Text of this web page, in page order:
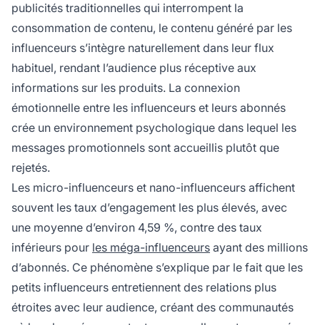
publicités traditionnelles qui interrompent la
consommation de contenu, le contenu généré par les
influenceurs s’intègre naturellement dans leur flux
habituel, rendant l’audience plus réceptive aux
informations sur les produits. La connexion
émotionnelle entre les influenceurs et leurs abonnés
crée un environnement psychologique dans lequel les
messages promotionnels sont accueillis plutôt que
rejetés.
Les micro-influenceurs et nano-influenceurs affichent
souvent les taux d’engagement les plus élevés, avec
une moyenne d’environ 4,59 %, contre des taux
inférieurs pour les méga-influenceurs ayant des millions
d’abonnés. Ce phénomène s’explique par le fait que les
petits influenceurs entretiennent des relations plus
étroites avec leur audience, créant des communautés